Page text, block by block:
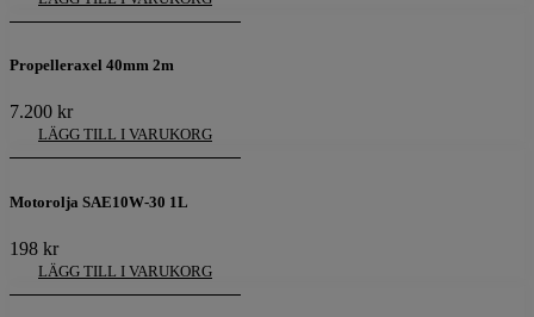
Propelleraxel 40mm 2m
7.200 kr
LÄGG TILL I VARUKORG
Motorolja SAE10W-30 1L
198 kr
LÄGG TILL I VARUKORG